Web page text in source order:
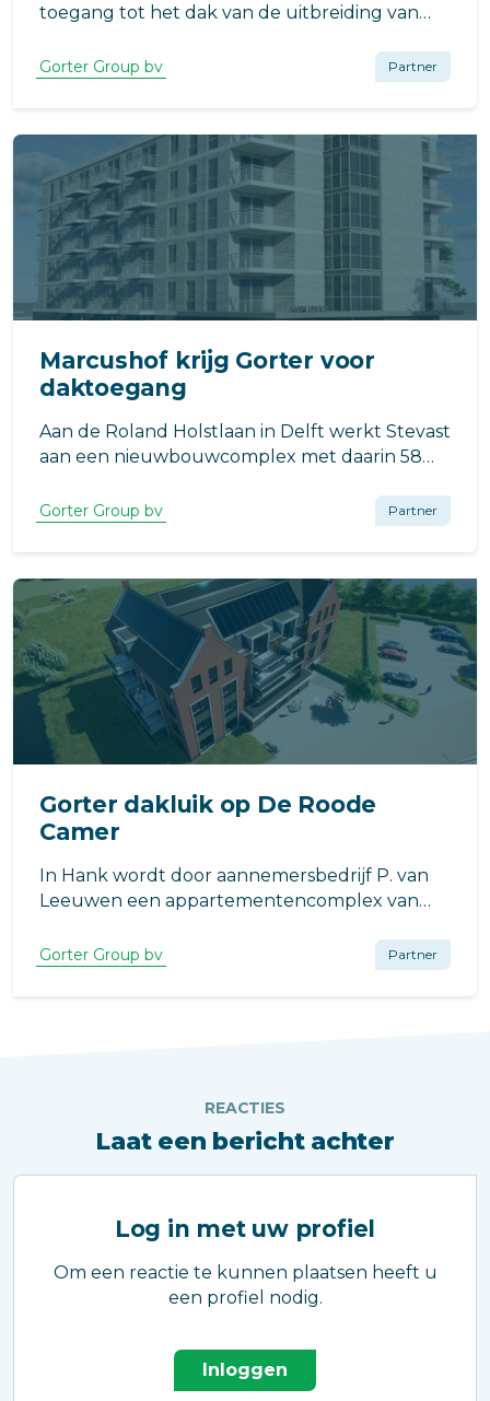
toegang tot het dak van de uitbreiding van
dakluik van Gorter. Waarom? Het dakluik
draagt bij aan een energiezuinig pand en biedt
een compleet veilige toegang tot het dak.
Gorter Group bv Partner
Marcushof krijg Gorter voor
daktoegang
Aan de Roland Holstlaan in Delft werkt Stevast
aan een nieuwbouwcomplex met daarin 58
commerciële ruimte.
Gorter Group bv Partner
Gorter dakluik op De Roode
Camer
In Hank wordt door aannemersbedrijf P. van
Leeuwen een appartementencomplex van
vrijwel energieneutrale sociale
huurappartementen gebouwd. Op het dak
komt het Gorter dakluik.
Gorter Group bv Partner
REACTIES
Laat een bericht achter
Log in met uw profiel
Om een reactie te kunnen plaatsen heeft u
een profiel nodig.
Inloggen